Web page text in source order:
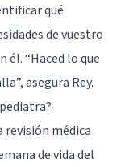
qué
de vuestro
él. “Haced lo que
asegura Rey.
médica
de vida del